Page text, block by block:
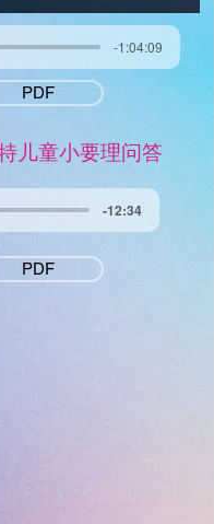
-1:04:09
PDF
儿童小要理问答
-12:34
PDF